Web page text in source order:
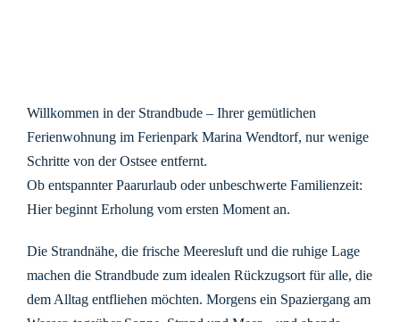
Willkommen in der Strandbude – Ihrer gemütlichen
Ferienwohnung im Ferienpark Marina Wendtorf, nur wenige
Schritte von der Ostsee entfernt.
Ob entspannter Paarurlaub oder unbeschwerte Familienzeit:
Hier beginnt Erholung vom ersten Moment an.
Die Strandnähe, die frische Meeresluft und die ruhige Lage
machen die Strandbude zum idealen Rückzugsort für alle, die
dem Alltag entfliehen möchten. Morgens ein Spaziergang am